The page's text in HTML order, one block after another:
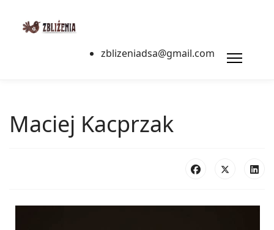
zblizeniadsa@gmail.com
Maciej Kacprzak